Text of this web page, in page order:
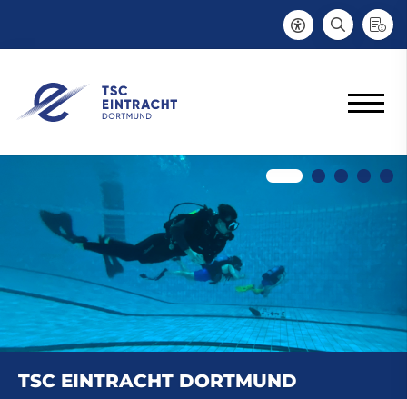
TSC EINTRACHT DORTMUND
TSC EINTRACHT DORTMUND